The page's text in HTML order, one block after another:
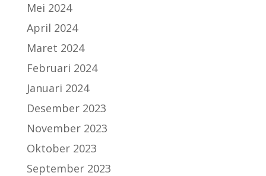
Mei 2024
April 2024
Maret 2024
Februari 2024
Januari 2024
Desember 2023
November 2023
Oktober 2023
September 2023